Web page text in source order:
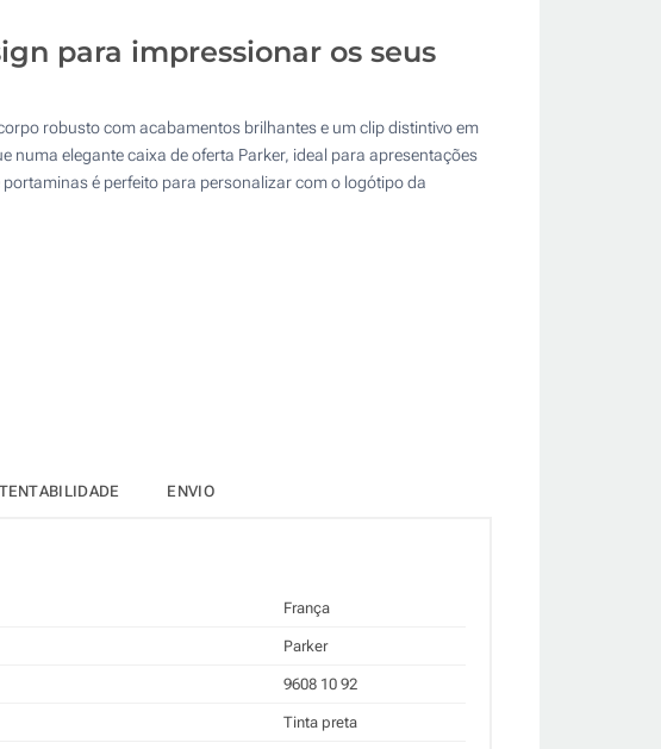
Atualizar
para impressionar os seus
robusto com acabamentos brilhantes e um clip distintivo em
elegante caixa de oferta Parker, ideal para apresentações
é perfeito para personalizar com o logótipo da
ENVIO
França
Parker
9608 10 92
Tinta preta